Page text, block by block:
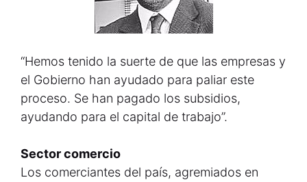
“Hemos tenido la suerte de que las empresas y
el Gobierno han ayudado para paliar este
proceso. Se han pagado los subsidios,
ayudando para el capital de trabajo”.
Sector comercio
Los comerciantes del país, agremiados en